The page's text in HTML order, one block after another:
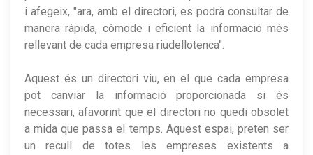
i afegeix, "ara, amb el directori, es podrà consultar de
manera ràpida, còmode i eficient la informació més
rellevant de cada empresa riudellotenca".
​Aquest és un directori viu, en el que cada empresa
pot canviar la informació proporcionada si és
necessari, afavorint que el directori no quedi obsolet
a mida que passa el temps. Aquest espai, preten ser
un recull de totes les empreses existents a